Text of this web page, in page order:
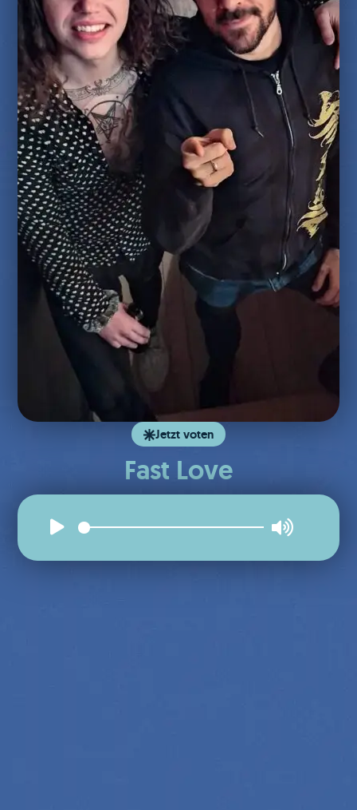
Jetzt voten
Fast Love